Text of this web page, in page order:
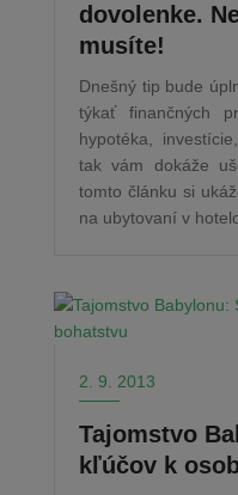
dovolenke.
musíte!
Dnešný tip bude
týkať finančných
hypotéka,
tak vám dokáže
tomto článku si
na ubytovaní v
2. 9. 2013
Tajomstvo
kľúčov k